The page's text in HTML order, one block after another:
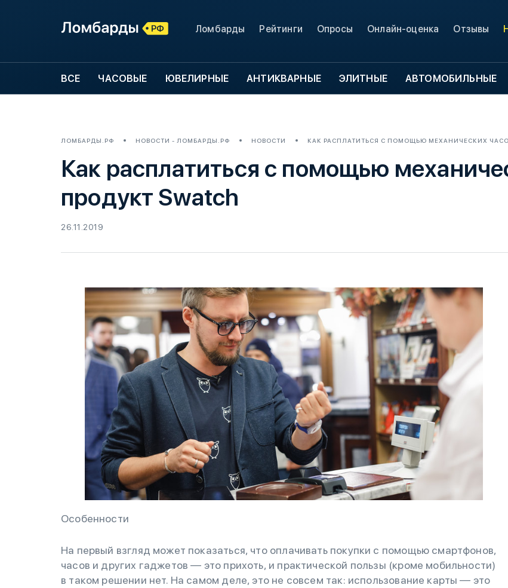
Ломбарды Рейтинги Опросы Онлайн-оценка Отзывы
ВСЕ ЧАСОВЫЕ ЮВЕЛИРНЫЕ АНТИКВАРНЫЕ ЭЛИТНЫЕ АВТОМОБИЛЬНЫЕ
ЛОМБАРДЫ.РФ НОВОСТИ - ЛОМБАРДЫ.РФ НОВОСТИ КАК РАСПЛАТИТЬСЯ С ПОМОЩЬЮ МЕХАНИЧЕСКИХ
Как расплатиться с помощью
продукт Swatch
26.11.2019
Особенности
На первый взгляд может показаться, что оплачивать покупки с помощью смартфонов,
часов и других гаджетов — это прихоть, и практической пользы (кроме мобильности)
в таком решении нет. На самом деле, это не совсем так: использование карты — это